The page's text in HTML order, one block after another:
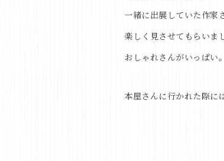
一緒に出展していた作家
楽しく見させてもらいま
おしゃれさんがいっぱい。
本屋さんに行かれた際に